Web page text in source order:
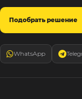
Подобрать решение
WhatsApp